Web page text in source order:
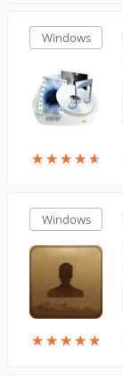
Windows
★★★★★
★★★★★
Windows
★★★★★
★★★★★